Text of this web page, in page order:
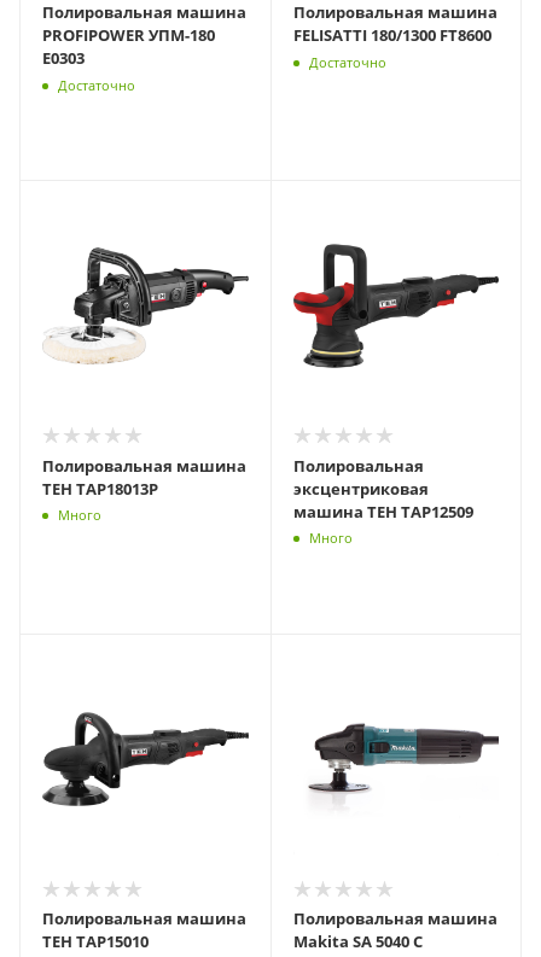
Полировальная машина
PROFIPOWER УПМ-180
E0303
Достаточно
Полировальная машина
FELISATTI 180/1300 FT8600
Достаточно
Полировальная машина
TEH TAP18013P
Много
Полировальная
эксцентриковая
машина TEH TAP12509
Много
Полировальная машина
TEH TAP15010
Полировальная машина
Makita SA 5040 C